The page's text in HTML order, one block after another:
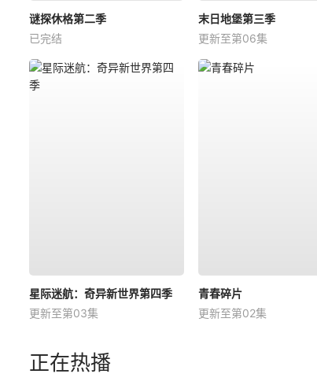
谜探休格第二季
已完结
末日地堡第三季
更新至第06集
星际迷航：奇异新世界第四季
更新至第03集
青春碎片
更新至第02集
正在热播